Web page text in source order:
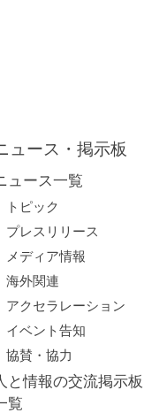
ュース・掲示板
ュース一覧
トピック
プレスリリース
メディア情報
海外関連
アクセラレーション
イベント告知
協賛・協力
と情報の交流掲示板
覧